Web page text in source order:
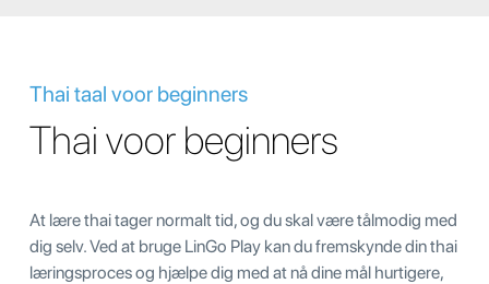
Thai taal voor beginners
Thai voor beginners
At lære thai tager normalt tid, og du skal være tålmodig med
dig selv. Ved at bruge LinGo Play kan du fremskynde din thai
læringsproces og hjælpe dig med at nå dine mål hurtigere,